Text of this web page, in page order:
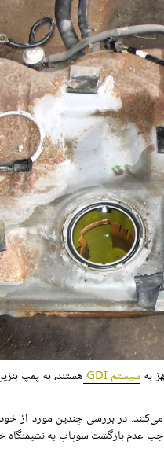
به سیستم GDI
هستند، به پمپ
در بررسی چندین مورد
عدم بازگشت سوپاپ به